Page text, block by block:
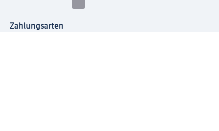
Zahlungsarten